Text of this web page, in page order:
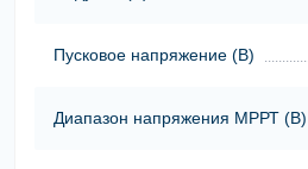
Пусковое напряжение (В)
Диапазон напряжения МРРТ (В)